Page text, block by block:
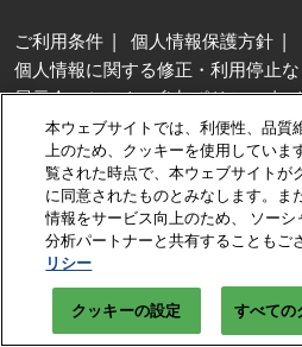
ご利用条件
個人情報保護方針
個人情報に関する修正・利用停止
展示会・セミナー参加ポリシー
クッキーの設定
Copyright © RX Japan GK
本ウェブサイトでは、利便性、品質
上のため、クッキーを使用していま
覧された時点で、本ウェブサイトが
に同意されたものとみなします。ま
情報をサービス向上のため、 ソーシ
分析パートナーと共有することもご
リシー
クッキーの設定 すべての